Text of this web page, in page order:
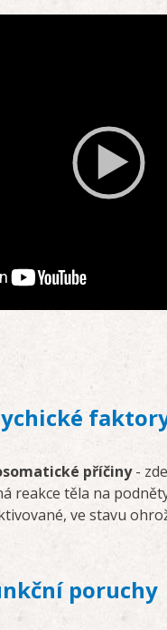
příčiny-
reakce těla na
ve stavu
poruchy